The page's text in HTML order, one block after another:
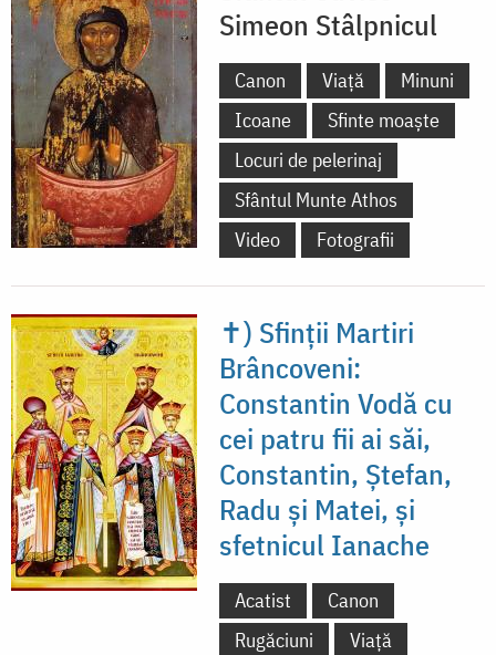
Simeon Stâlpnicul
Canon Viață
Minuni
Icoane
Sfinte moaște
Locuri de pelerinaj
Sfântul Munte Athos
Video
Fotografii
✝) Sfinții Martiri
Brâncoveni:
Constantin Vodă cu
cei patru fii ai săi,
Constantin, Ștefan,
Radu și Matei, și
sfetnicul Ianache
Acatist
Canon
Rugăciuni
Viață